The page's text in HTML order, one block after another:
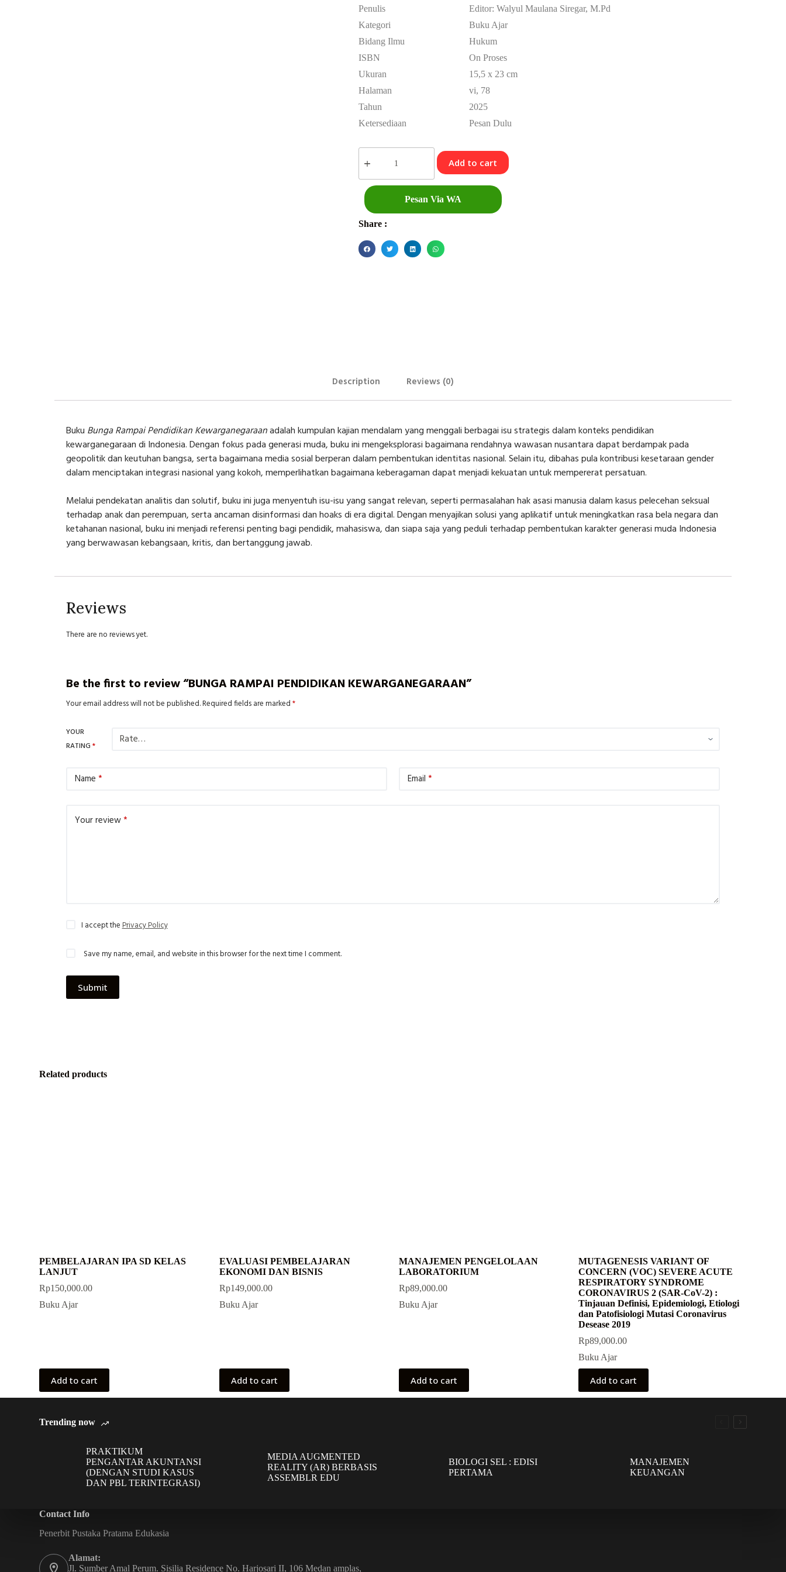
Penulis
Kategori
Bidang Ilmu
ISBN
Ukuran
Halaman
Tahun
Ketersediaan
Editor: Walyul Maulana Siregar, M.Pd
Buku Ajar
Hukum
On Proses
15,5 x 23 cm
vi, 78
2025
Pesan Dulu
Add to cart
Pesan Via WA
Share :
Description Reviews (0)
Buku Bunga Rampai Pendidikan Kewarganegaraanadalah kumpulan kajian mendalam yang menggali berbagai isu strategis dalam konteks pendidikan
kewarganegaraan di Indonesia. Dengan fokus pada generasi muda, buku ini mengeksplorasi bagaimana rendahnya wawasan nusantara dapat berdampak pada
geopolitik dan keutuhan bangsa, serta bagaimana media sosial berperan dalam pembentukan identitas nasional. Selain itu, dibahas pula kontribusi kesetaraan gender
dalam menciptakan integrasi nasional yang kokoh, memperlihatkan bagaimana keberagaman dapat menjadi kekuatan untuk mempererat persatuan.
Melalui pendekatan analitis dan solutif, buku ini juga menyentuh isu-isu yang sangat relevan, seperti permasalahan hak asasi manusia dalam kasus pelecehan seksual
terhadap anak dan perempuan, serta ancaman disinformasi dan hoaks di era digital. Dengan menyajikan solusi yang aplikatif untuk meningkatkan rasa bela negara dan
ketahanan nasional, buku ini menjadi referensi penting bagi pendidik, mahasiswa, dan siapa saja yang peduli terhadap pembentukan karakter generasi muda Indonesia
yang berwawasan kebangsaan, kritis, dan bertanggung jawab.
Reviews
There are no reviews yet.
Be the first to review “BUNGA RAMPAI PENDIDIKAN KEWARGANEGARAAN”
Your email address will not be published.Required fields are marked*
YOUR
RATING*
Name * Email *
Your review*
I accept thePrivacy Policy
Save my name, email, and website in this browser for the next time I comment.
Submit
Related products
PEMBELAJARAN IPA SD KELAS
LANJUT
Rp150,000.00
Buku Ajar
Add to cart
EVALUASI PEMBELAJARAN
EKONOMI DAN BISNIS
Rp149,000.00
Buku Ajar
Add to cart
MANAJEMEN PENGELOLAAN
LABORATORIUM
Rp89,000.00
Buku Ajar
Add to cart
MUTAGENESIS VARIANT OF
CONCERN (VOC) SEVERE ACUTE
RESPIRATORY SYNDROME
CORONAVIRUS 2 (SAR-CoV-2) :
Tinjauan Definisi, Epidemiologi, Etiologi
dan Patofisiologi Mutasi Coronavirus
Desease 2019
Rp89,000.00
Buku Ajar
Add to cart
Trending now
PRAKTIKUM
PENGANTAR AKUNTANSI
(DENGAN STUDI KASUS
DAN PBL TERINTEGRASI)
MEDIA AUGMENTED
REALITY (AR) BERBASIS
ASSEMBLR EDU
BIOLOGI SEL : EDISI
PERTAMA
MANAJEMEN
KEUANGAN
Contact Info
Penerbit Pustaka Pratama Edukasia
Alamat:
Jl. Sumber Amal Perum. Sisilia Residence No. Harjosari II, 106 Medan amplas,